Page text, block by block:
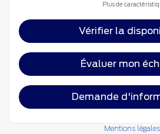
Plus de
Vérifier la
Évaluer mon
Demande
Mentions légales